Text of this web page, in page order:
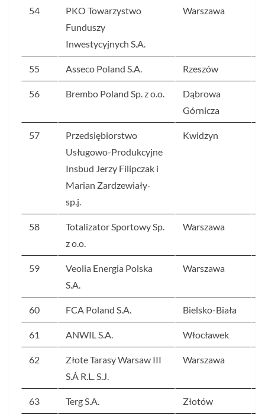
54
PKO Towarzystwo
Funduszy
Inwestycyjnych S.A.
Warszawa
55 Asseco Poland S.A. Rzeszów
56 Brembo Poland Sp. z o.o.
Dąbrowa
Górnicza
57
Przedsiębiorstwo
Usługowo-Produkcyjne
Insbud Jerzy Filipczak i
Marian Zardzewiały-
sp.j.
Kwidzyn
58
Totalizator Sportowy Sp.
z o.o.
Warszawa
59
Veolia Energia Polska
S.A.
Warszawa
60 FCA Poland S.A. Bielsko-Biała
61 ANWIL S.A. Włocławek
62
Złote Tarasy Warsaw III
S.Á R.L. S.J.
Warszawa
63 Terg S.A. Złotów